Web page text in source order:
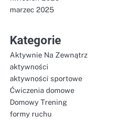
marzec 2025
Kategorie
Aktywnie Na Zewnątrz
aktywności
aktywności sportowe
Ćwiczenia domowe
Domowy Trening
formy ruchu